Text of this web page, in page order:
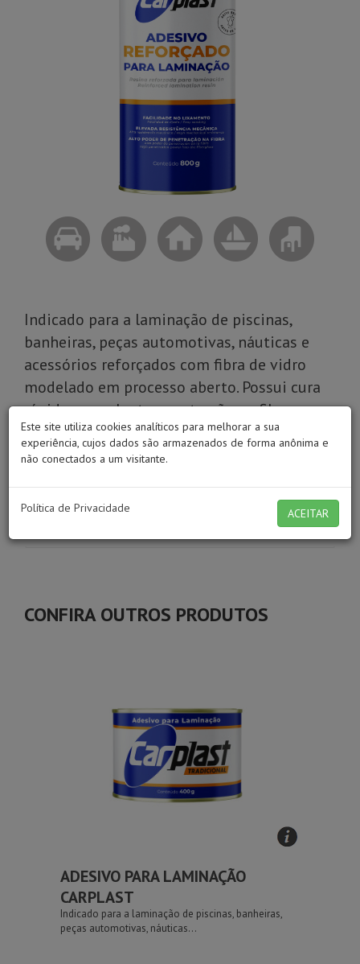
Indicado para a laminação de piscinas,
banheiras, peças automotivas, náuticas e
acessórios reforçados com fibra de vidro
modelado em processo aberto. Possui cura
rápida e excelente penetração na fibra.
Modo de Usar
Dicas
CONFIRA OUTROS PRODUTOS
ADESIVO PARA LAMINAÇÃO
CARPLAST
Indicado para a laminação de piscinas, banheiras,
peças automotivas, náuticas...
Este site utiliza cookies analíticos para melhorar a sua
experiência, cujos dados são armazenados de forma anônima e
não conectados a um visitante.
Política de Privacidade ACEITAR